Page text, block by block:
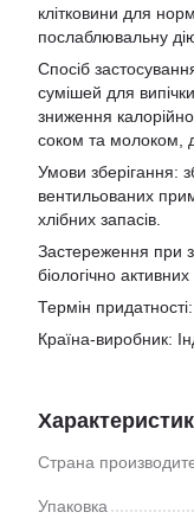
клітковини для
послаблювальну
Спосіб
сумішей для
зниження
соком та молоком,
Умови зберігання:
вентильованих
хлібних запасів.
Застереження при
біологічно
Термін придатності:
Країна-виробник:
Страна
Упаковка